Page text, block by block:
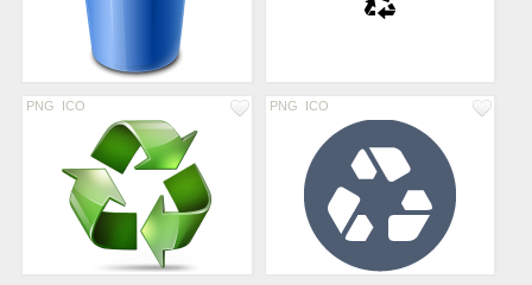
PNG ICO PNG ICO